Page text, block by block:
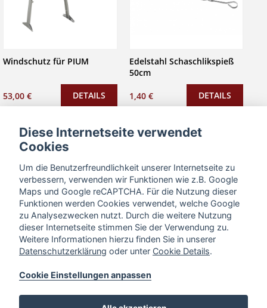
Windschutz für PIUM
53,00 € DETAILS
Edelstahl Schaschlikspieß
50cm
1,40 € DETAILS
Spießklammer /
Spieß-Spießdrehaufsatz
Diese Internetseite verwendet
Cookies
Um die Benutzerfreundlichkeit unserer Internetseite zu
verbessern, verwenden wir Funktionen wie z.B. Google
Maps und Google reCAPTCHA. Für die Nutzung dieser
Funktionen werden Cookies verwendet, welche Google
zu Analysezwecken nutzt. Durch die weitere Nutzung
dieser Internetseite stimmen Sie der Verwendung zu.
Weitere Informationen hierzu finden Sie in unserer
Datenschutzerklärung oder unter Cookie Details.
Cookie Einstellungen anpassen